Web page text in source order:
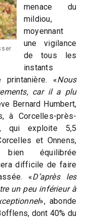
menace du
mildiou,
moyennant
une vigilance
de tous les
instants
printanière. «Nous
car il a plu
Bernard Humbert,
à Corcelles-près-
qui exploite 5,5
et Onnens,
équilibrée
difficile de faire
«D’après les
un peu inférieur à
», abonde
dont 40% du